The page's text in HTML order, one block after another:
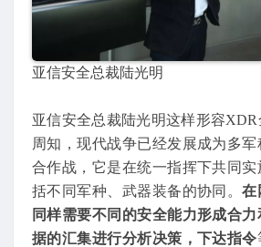
亚信安全总裁陆光明
亚信安全总裁陆光明这样形容
周知，现代战争已经发展成为多
合作战，它是在统一指挥下共同
括不同军种、武器装备的协同。在
同样需要不同的安全能力形成合
据的汇集进行分析决策，下达指令